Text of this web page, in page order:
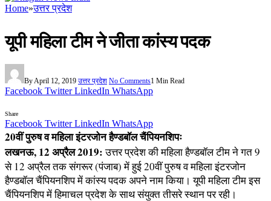
Home»उत्तर प्रदेश
यूपी महिला टीम ने जीता कांस्य पदक
ByApril 12, 2019 उत्तर प्रदेश No Comments1 Min Read
Facebook Twitter LinkedIn WhatsApp
Share
Facebook Twitter LinkedIn WhatsApp
20वीं पुरुष व महिला इंटरजोन हैण्डबॉल चैंपियनशिपः
लखनऊ, 12 अप्रैल 2019:उत्तर प्रदेश की महिला हैण्डबॉल टीम ने गत 9
से 12 अप्रैल तक संगरूर (पंजाब) में हुई 20वीं पुरुष व महिला इंटरजोन
हैण्डबॉल चैंपियनशिप में कांस्य पदक अपने नाम किया। यूपी महिला टीम इस
चैंपियनशिप में हिमाचल प्रदेश के साथ संयुक्त तीसरे स्थान पर रही।